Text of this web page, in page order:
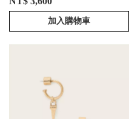
加入購物車